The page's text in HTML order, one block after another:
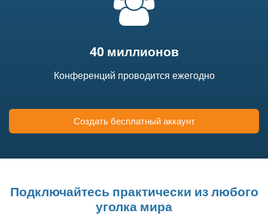
40 миллионов
Конференций проводится ежегодно
Создать бесплатный аккаунт
Подключайтесь практически из любого
уголка мира